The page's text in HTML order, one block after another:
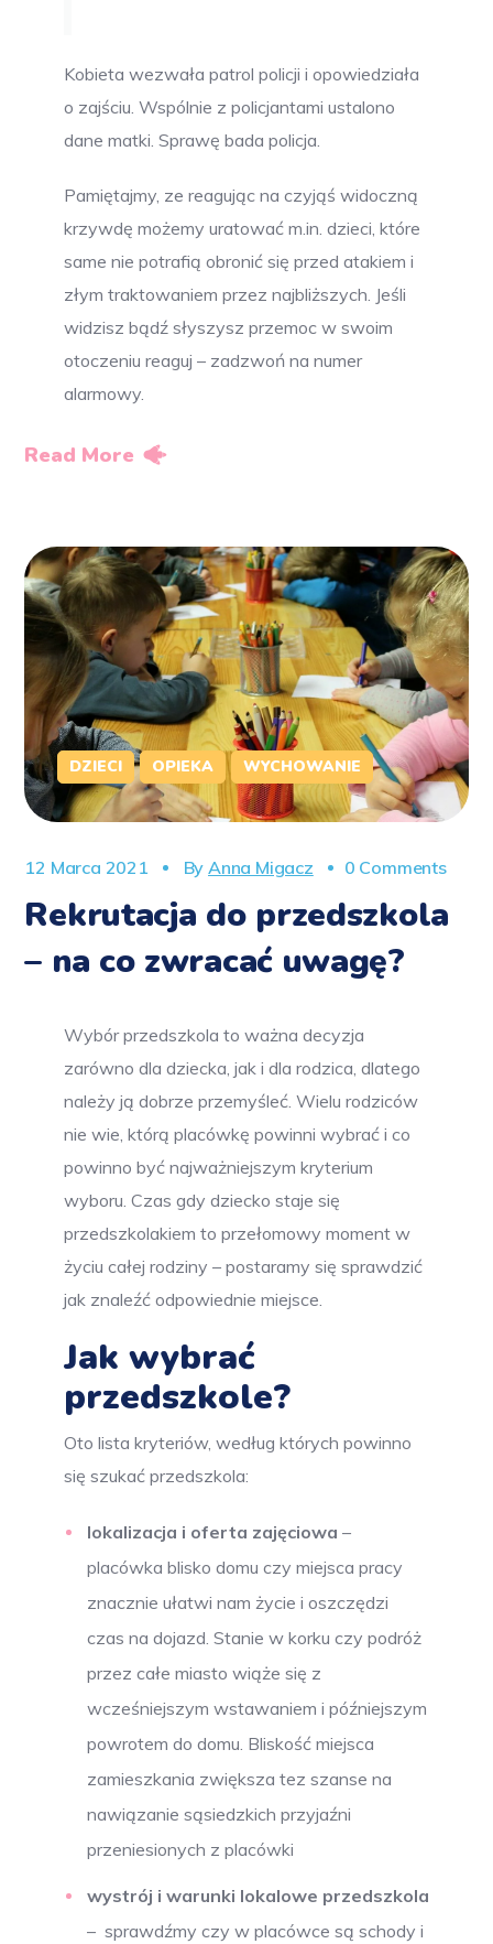
Kobieta wezwała patrol policji i opowiedziała
o zajściu. Wspólnie z policjantami ustalono
dane matki. Sprawę bada policja.
Pamiętajmy, ze reagując na czyjąś widoczną
krzywdę możemy uratować m.in. dzieci, które
same nie potrafią obronić się przed atakiem i
złym traktowaniem przez najbliższych. Jeśli
widzisz bądź słyszysz przemoc w swoim
otoczeniu reaguj – zadzwoń na numer
alarmowy.
Read More
DZIECI OPIEKA WYCHOWANIE
12 Marca 2021 ByAnna Migacz 0 Comments
Rekrutacja do przedszkola
– na co zwracać uwagę?
Wybór przedszkola to ważna decyzja
zarówno dla dziecka, jak i dla rodzica, dlatego
należy ją dobrze przemyśleć. Wielu rodziców
nie wie, którą placówkę powinni wybrać i co
powinno być najważniejszym kryterium
wyboru. Czas gdy dziecko staje się
przedszkolakiem to przełomowy moment w
życiu całej rodziny – postaramy się sprawdzić
jak znaleźć odpowiednie miejsce.
Jak wybrać
przedszkole?
Oto lista kryteriów, według których powinno
się szukać przedszkola:
lokalizacja i oferta zajęciowa –
placówka blisko domu czy miejsca pracy
znacznie ułatwi nam życie i oszczędzi
czas na dojazd. Stanie w korku czy podróż
przez całe miasto wiąże się z
wcześniejszym wstawaniem i późniejszym
powrotem do domu. Bliskość miejsca
zamieszkania zwiększa tez szanse na
nawiązanie sąsiedzkich przyjaźni
przeniesionych z placówki
wystrój i warunki lokalowe przedszkola
– sprawdźmy czy w placówce są schody i